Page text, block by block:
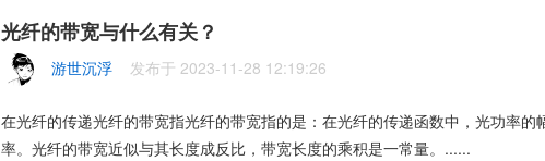
光纤的带宽与什么有关？
游世沉浮 发布于 2023-11-28 12:19:26
在光纤的传递光纤的带宽指光纤的带宽指的是：在光纤的传递函数中，光功率
率。光纤的带宽近似与其长度成反比，带宽长度的乘积是一常量。......